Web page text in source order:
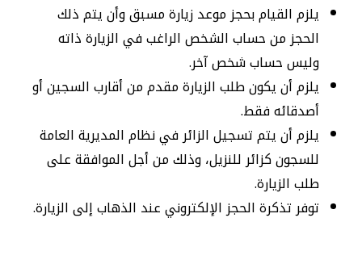
يلزم القيام بحجز موعد زيارة مسبق وأن يتم ذلك
الحجز من حساب الشخص الراغب في الزيارة ذاته
وليس حساب شخص آخر.
يلزم أن يكون طلب الزيارة مقدم من أقارب السجين أو
أصدقائه فقط.
يلزم أن يتم تسجيل الزائر في نظام المديرية العامة
للسجون كزائر للنزيل، وذلك من أجل الموافقة على
طلب الزيارة.
توفر تذكرة الحجز الإلكتروني عند الذهاب إلى الزيارة.